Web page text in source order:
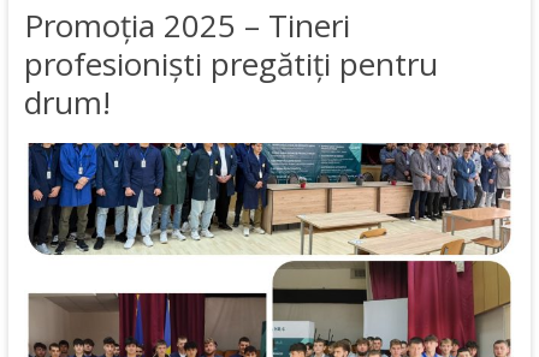
Promoția 2025 – Tineri
profesioniști pregătiți pentru
drum!